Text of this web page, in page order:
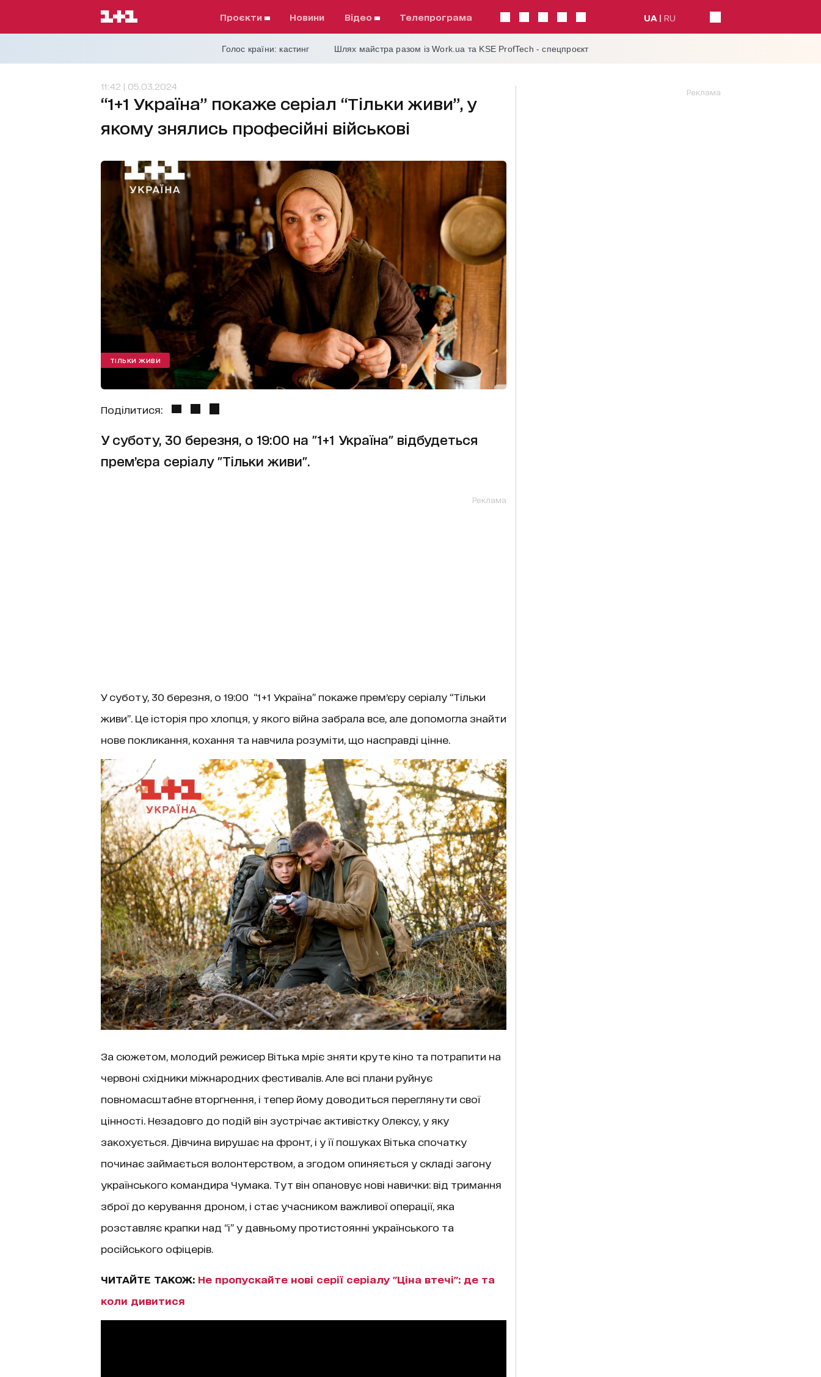
проєкти Новини відео телепрограма UA RU
Голос країни: кастинг Шлях майстра разом із Work.ua та KSE ProfTech - спецпроєкт
11:42 | 05.03.2024
“1+1 Україна” покаже серіал “Тільки живи”, у
якому знялись професійні військові
ТІЛЬКИ ЖИВИ
Поділитися:
У суботу, 30 березня, о 19:00 на "1+1 Україна" відбудеться
премʼєра серіалу "Тільки живи".
Реклама
У суботу, 30 березня, о 19:00 “1+1 Україна” покаже премʼєру серіалу “Тільки
живи”. Це історія про хлопця, у якого війна забрала все, але допомогла знайти
нове покликання, кохання та навчила розуміти, що насправді цінне.
За сюжетом, молодий режисер Вітька мріє зняти круте кіно та потрапити на
червоні східники міжнародних фестивалів. Але всі плани руйнує
повномасштабне вторгнення, і тепер йому доводиться переглянути свої
цінності. Незадовго до подій він зустрічає активістку Олексу, у яку
закохується. Дівчина вирушає на фронт, і у її пошуках Вітька спочатку
починає займається волонтерством, а згодом опиняється у складі загону
українського командира Чумака. Тут він опановує нові навички: від тримання
зброї до керування дроном, і стає учасником важливої операції, яка
розставляє крапки над “і” у давньому протистоянні українського та
російського офіцерів.
ЧИТАЙТЕ ТАКОЖ: Не пропускайте нові серії серіалу "Ціна втечі": де та
коли дивитися
Реклама